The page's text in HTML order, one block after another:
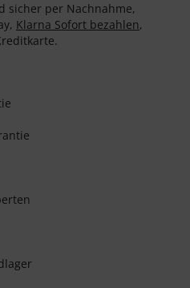
sicher per Nachnahme,
Klarna Sofort bezahlen,